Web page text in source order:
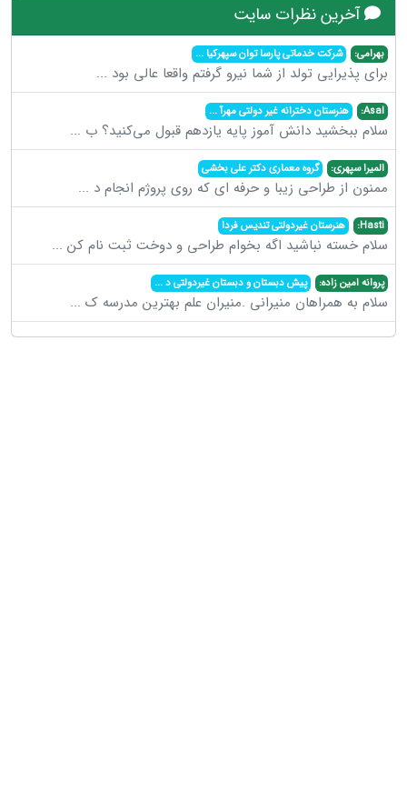
آخرین نظرات سایت
بهرامی: شرکت خدماتی پارسا توان سپهرکیا ...
برای پذیرایی تولد از شما نیرو گرفتم واقعا عالی بود ...
Asal: هنرستان دخترانه غیر دولتی مهرآ...
سلام ببخشید دانش آموز پایه یازدهم قبول می‌کنید؟ ب ...
المیرا سپهری: گروه معماری دکتر علی بخشی
ممنون از طراحی زیبا و حرفه ای که روی پروژم انجام د ...
Hasti: هنرستان غیردولتی تندیس فردا
سلام خسته نباشید اگه بخوام طراحی و دوخت ثبت نام کن ...
پروانه امین زاده: پیش دبستان و دبستان غیردولتی د...
سلام به همراهان منیرانی .منیران علم بهترین مدرسه ک ...